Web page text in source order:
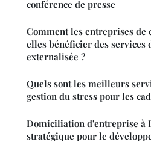
conférence de presse
Comment les entreprises de
elles bénéficier des services
externalisée ?
Quels sont les meilleurs
gestion du stress pour les
Domiciliation d'entreprise à
stratégique pour le